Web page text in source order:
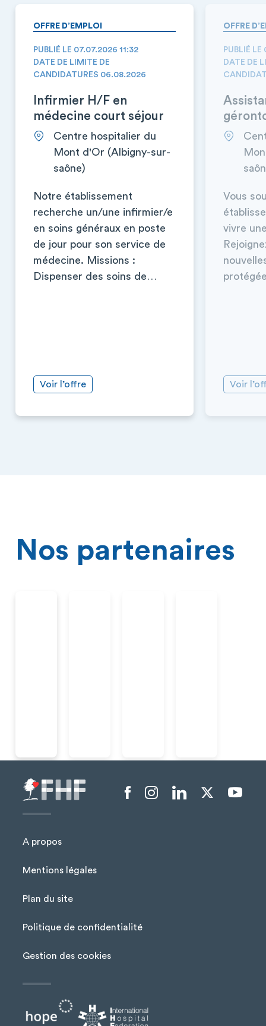
OFFRE D’EMPLOI
PUBLIÉ LE 07.07.2026 11:32
DATE DE LIMITE DE
CANDIDATURES 06.08.2026
Infirmier H/F en
médecine court séjour
Centre hospitalier du
Mont d'Or (Albigny-sur-
saône)
Notre établissement
recherche un/une infirmier/e
en soins généraux en poste
de jour pour son service de
médecine. Missions :
Dispenser des soins de…
Voir l’offre
OFFRE
PUBLIÉ
DATE DE
Vous
vivre
Voir
Nos partenaires
A propos
Mentions légales
Plan du site
Politique de confidentialité
Gestion des cookies
Menu liens sociaux